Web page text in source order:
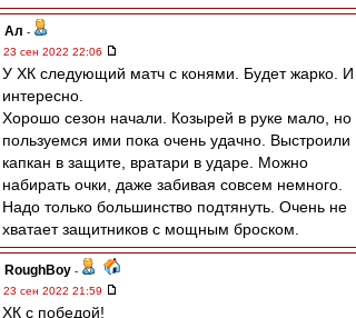
Ал -
23 сен 2022 22:06
У ХК следующий матч с конями. Будет жарко. И
интересно.
Хорошо сезон начали. Козырей в руке мало, но
пользуемся ими пока очень удачно. Выстроили
капкан в защите, вратари в ударе. Можно
набирать очки, даже забивая совсем немного.
Надо только большинство подтянуть. Очень не
хватает защитников с мощным броском.
RoughBoy -
23 сен 2022 21:59
ХК с победой!